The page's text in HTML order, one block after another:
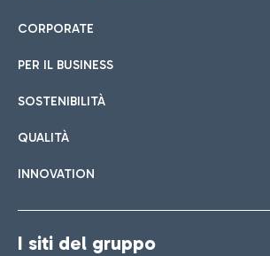
CORPORATE
PER IL BUSINESS
SOSTENIBILITÀ
QUALITÀ
INNOVATION
I siti del gruppo